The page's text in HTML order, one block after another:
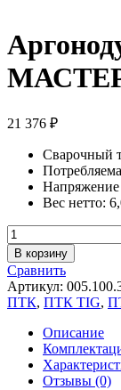
МАСТЕР
21 376 ₽
Сварочный
Вес нетто:
Количество
товара
Аргонодуговой
аппарат
ПТК
МАСТЕР
TIG
PULSE
D91
В корзину
Сравнить
Артикул:
ПТК, ПТК TIG,
Описание
Отзывы (0)